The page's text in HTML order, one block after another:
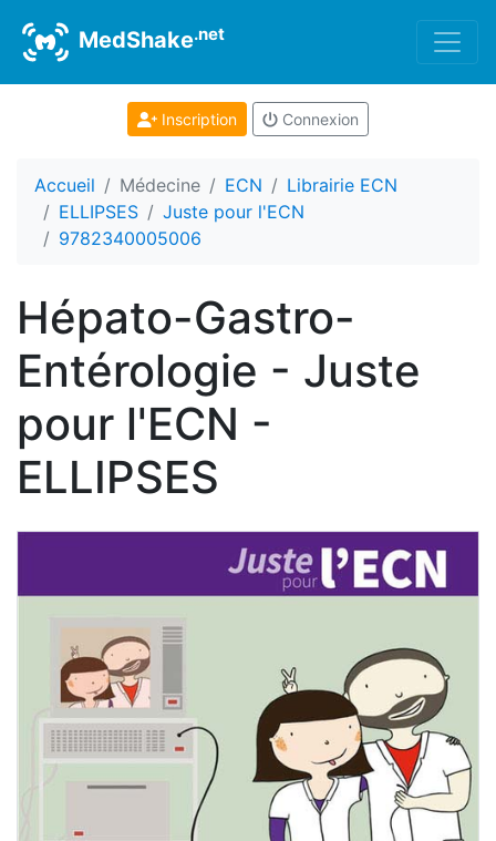
MedShake.net
Inscription Connexion
Accueil Médecine ECN
Librairie ECN
ELLIPSES
Juste pour l'ECN
9782340005006
Hépato-Gastro-
Entérologie - Juste
pour l'ECN -
ELLIPSES